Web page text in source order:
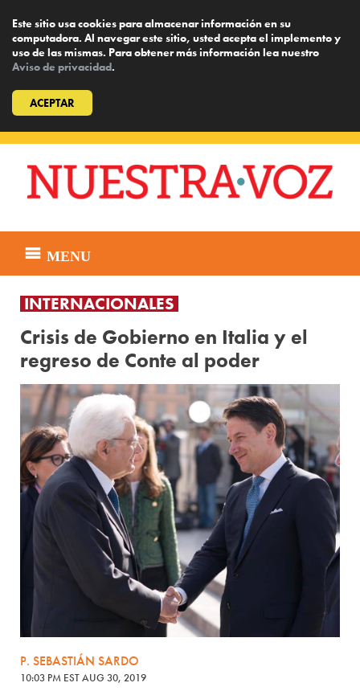
Este sitio usa cookies para almacenar información en su
computadora. Al navegar este sitio, usted acepta el implemento y
uso de las mismas. Para obtener más información lea nuestro
Aviso de privacidad.
ACEPTAR
content
MENU
INTERNACIONALES
Crisis de Gobierno en Italia y el
regreso de Conte al poder
P. SEBASTIÁN SARDO
10:03 PM EST AUG 30, 2019